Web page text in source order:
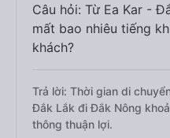
Câu hỏi: Từ Ea Kar -
mất bao nhiêu tiếng
khách?
Trả lời: Thời gian di
Đắk Lắk đi Đắk Nông
thông thuận lợi.